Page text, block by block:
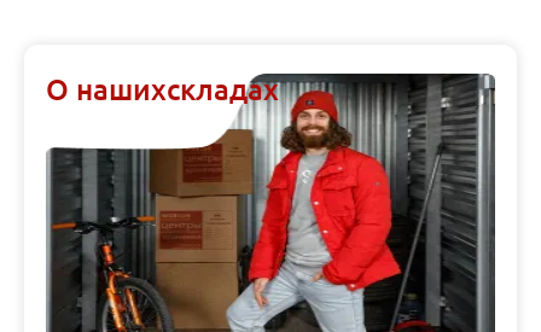
О нашихскладах